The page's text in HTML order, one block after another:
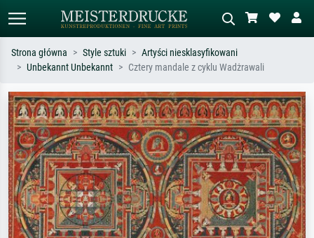
Szukaj wg artysty, tytułu lub stylu – np.
Monet, Gwiaździsta noc,
impresjonizm, fala Hokusaia, akt.
Opisz scenę – np. zielona łąka,
abstrakcja z czerwienią, ciemny olej,
stojący akt obok drzewa.
Strona główna Style sztuki
Artyści niesklasyfikowani
Unbekannt Unbekannt
Cztery mandale z cyklu Wadżrawali